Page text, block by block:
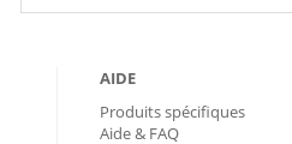
AIDE
Produits spécifiques
Aide & FAQ